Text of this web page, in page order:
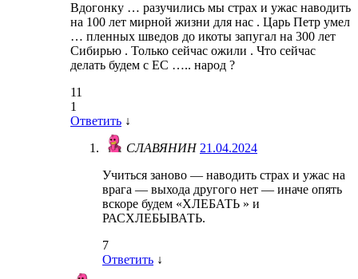
Вдогонку … разучились мы страх и ужас наводить
на 100 лет мирной жизни для нас . Царь Петр умел
… пленных шведов до икоты запугал на 300 лет
Сибирью . Только сейчас ожили . Что сейчас
делать будем с ЕС ….. народ ?
11
1
Ответить ↓
СЛАВЯНИН21.04.2024
Учиться заново — наводить страх и ужас на
врага — выхода другого нет — иначе опять
вскоре будем «ХЛЕБАТЬ » и
РАСХЛЕБЫВАТЬ.
7
Ответить ↓